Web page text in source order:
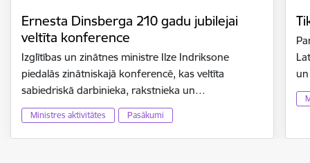
Ernesta Dinsberga 210 gadu jubilejai
veltīta konference
Izglītības un zinātnes ministre Ilze Indriksone
piedalās zinātniskajā konferencē, kas veltīta
sabiedriskā darbinieka, rakstnieka un…
Ministres aktivitātes Pasākumi